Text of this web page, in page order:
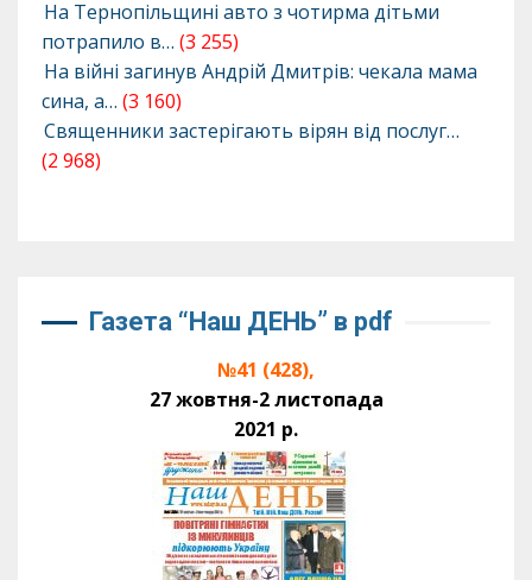
На Тернопільщині авто з чотирма дітьми
потрапило в… (3 255)
На війні загинув Андрій Дмитрів: чекала мама
сина, а… (3 160)
Священники застерігають вірян від послуг…
(2 968)
Газета “Наш ДЕНЬ” в pdf
№41 (428),
27 жовтня-2 листопада
2021 р.